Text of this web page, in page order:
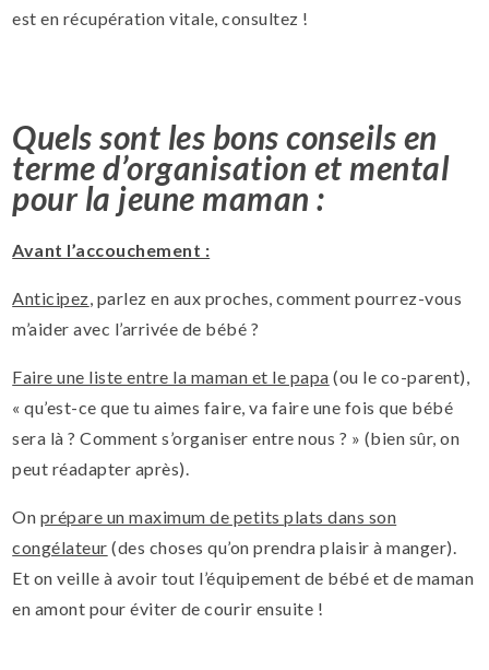
est en récupération vitale, consultez !
Quels sont les bons conseils en
terme d’organisation et mental
pour la jeune maman :
Avant l’accouchement :
Anticipez, parlez en aux proches, comment pourrez-vous
m’aider avec l’arrivée de bébé ?
Faire une liste entre la maman et le papa (ou le co-parent),
« qu’est-ce que tu aimes faire, va faire une fois que bébé
sera là ? Comment s’organiser entre nous ? » (bien sûr, on
peut réadapter après).
On prépare un maximum de petits plats dans son
congélateur (des choses qu’on prendra plaisir à manger).
Et on veille à avoir tout l’équipement de bébé et de maman
en amont pour éviter de courir ensuite !